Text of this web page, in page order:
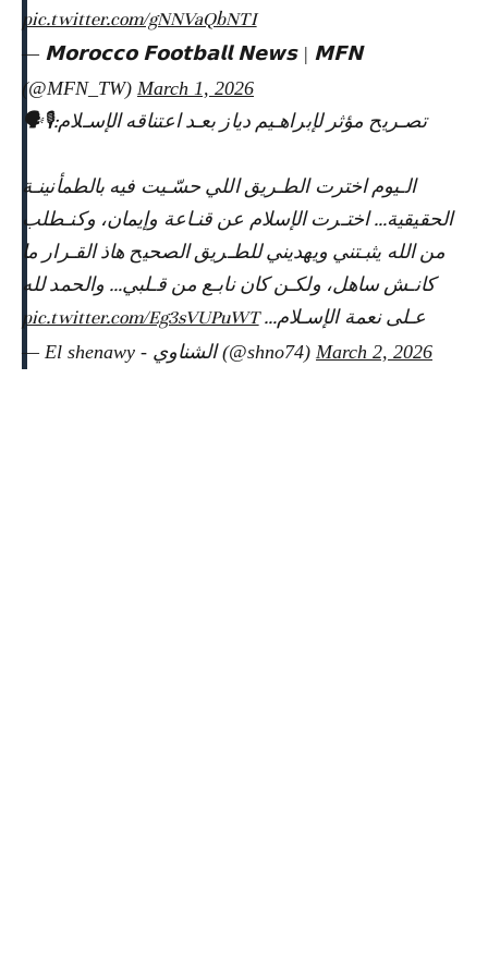
pic.twitter.com/gNNVaQbNTI
— 𝗠𝗼𝗿𝗼𝗰𝗰𝗼 𝗙𝗼𝗼𝘁𝗯𝗮𝗹𝗹 𝗡𝗲𝘄𝘀 | 𝗠𝗙𝗡
(@MFN_TW) March 1, 2026
تصـريح مؤثر لإبراهـيم دياز بعـد اعتناقه الإسـلام:🎙🗣
الـيوم اخترت الطـريق اللي حسّـيت فيه بالطمأنينـة
الحقيقية… اختـرت الإسلام عن قنـاعة وإيمان، وكنـطلب
من الله يثبـتني ويهديني للطـريق الصحيح هاذ القـرار ما
كانـش ساهل، ولكـن كان نابـع من قـلبي… والحمد لله
عـلى نعمة الإسـلام…pic.twitter.com/Eg3sVUPuWT
— El shenawy - الشناوي (@shno74) March 2, 2026